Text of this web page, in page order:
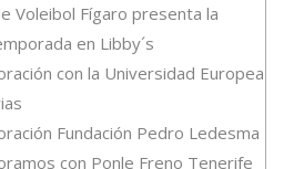
Voleibol Fígaro presenta la
en Libby´s
con la Universidad Europea de
Fundación Pedro Ledesma
con Ponle Freno Tenerife